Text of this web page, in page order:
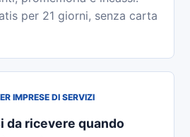
per 21 giorni, senza carta
IMPRESE DI SERVIZI
da ricevere quando